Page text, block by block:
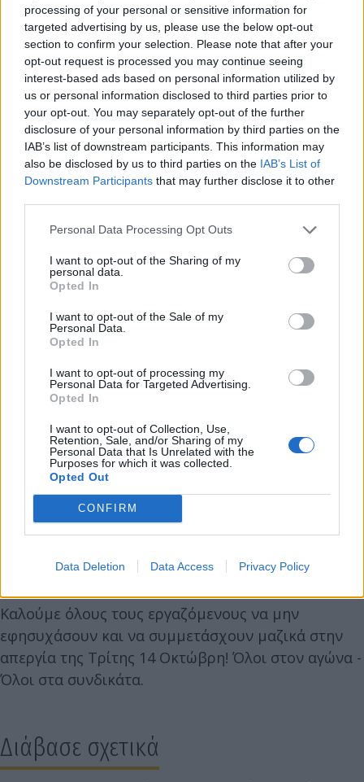
processing of your personal or sensitive information for
targeted advertising by us, please use the below opt-out
section to confirm your selection. Please note that after your
opt-out request is processed you may continue seeing
interest-based ads based on personal information utilized by
us or personal information disclosed to third parties prior to
your opt-out. You may separately opt-out of the further
disclosure of your personal information by third parties on the
IAB’s list of downstream participants. This information may
also be disclosed by us to third parties on the IAB’s List of
Downstream Participants that may further disclose it to other
Personal Data Processing Opt Outs
I want to opt-out of the Sharing of my
personal data.
Opted In
I want to opt-out of the Sale of my
Personal Data.
Opted In
I want to opt-out of processing my
Personal Data for Targeted Advertising.
Opted In
I want to opt-out of Collection, Use,
Retention, Sale, and/or Sharing of my
Personal Data that Is Unrelated with the
Purposes for which it was collected.
Opted Out
CONFIRM
Data Deletion Data Access Privacy Policy
Δεν θα τους κάνουμε τη χάρη! Οι εργαζόμενοι δεν
θα κάτσουμε με σταυρωμένα χέρια! Στην
αποφασιστικότητα της κυβέρνησης και της
εργοδοσίας απαντάμε με ακόμα μεγαλύτερη
αποφασιστικότητα των εργαζομένων!
Τώρα που το πάνε στην κόντρα, τώρα
κλιμακώνουμε με νέα απεργία! Όταν όλοι αυτοί
που ευθύνονται για τα δεινά μας θα συζητάνε το
πώς θα μας γυρίσουν αιώνες πίσω και θα ψάχνουν
θα προσπαθούν με ψέματα και
αποπροσανατολισμό να πείσουν τους
εργαζόμενους και τον λαό ότι το νομοσχέδιο-
έκτρωμα είναι για "το καλό μας", εμείς θα
απεργούμε και θα διαδηλώνουμε για να τους
αξίζουν!
Καλούμε όλους τους εργαζόμενους να μην
εφησυχάσουν και να συμμετάσχουν μαζικά στην
απεργία της Τρίτης 14 Οκτώβρη! Όλοι στον αγώνα -
Όλοι στα συνδικάτα.
Διάβασε σχετικά